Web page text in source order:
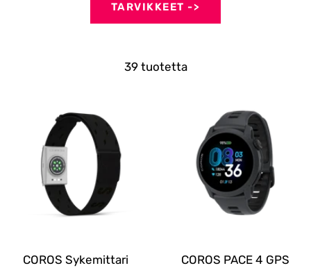
TARVIKKEET ->
39 tuotetta
COROS Sykemittari
COROS PACE 4 GPS